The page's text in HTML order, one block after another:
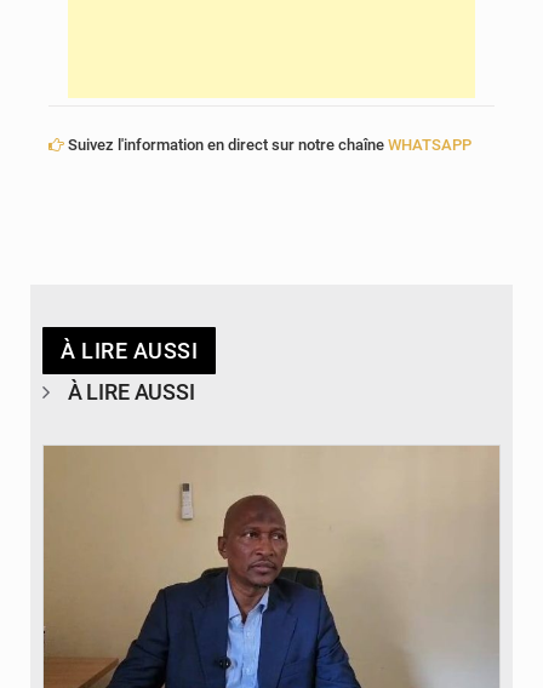
Suivez l'information en direct sur notre chaîne WHATSAPP
À LIRE AUSSI
À LIRE AUSSI